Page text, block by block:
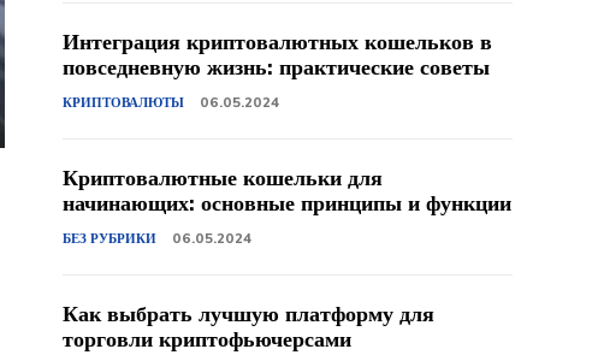
Интеграция криптовалютных кошельков в
повседневную жизнь: практические советы
КРИПТОВАЛЮТЫ 06.05.2024
Криптовалютные кошельки для
начинающих: основные принципы и функции
БЕЗ РУБРИКИ 06.05.2024
Как выбрать лучшую платформу для
торговли криптофьючерсами